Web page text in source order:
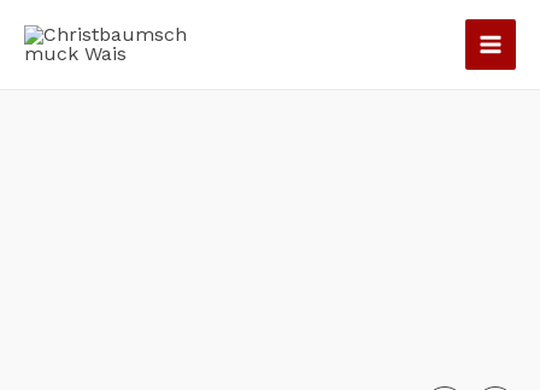
Inhalt